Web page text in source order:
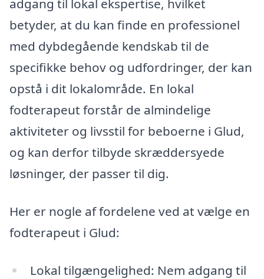
adgang til lokal ekspertise, hvilket
betyder, at du kan finde en professionel
med dybdegående kendskab til de
specifikke behov og udfordringer, der kan
opstå i dit lokalområde. En lokal
fodterapeut forstår de almindelige
aktiviteter og livsstil for beboerne i Glud,
og kan derfor tilbyde skræddersyede
løsninger, der passer til dig.
Her er nogle af fordelene ved at vælge en
fodterapeut i Glud:
Lokal tilgængelighed: Nem adgang til